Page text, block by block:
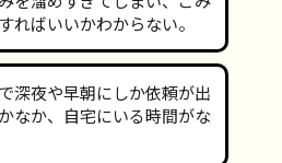
ればいいかわからない。
深夜や早朝にしか依頼が出
なか、自宅にいる時間がな